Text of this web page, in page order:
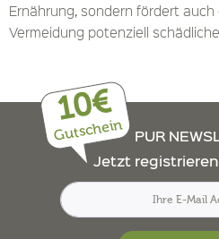
Ernährung, sondern fördert
Vermeidung potenziell
10€
Gutschein
PUR
Jetzt